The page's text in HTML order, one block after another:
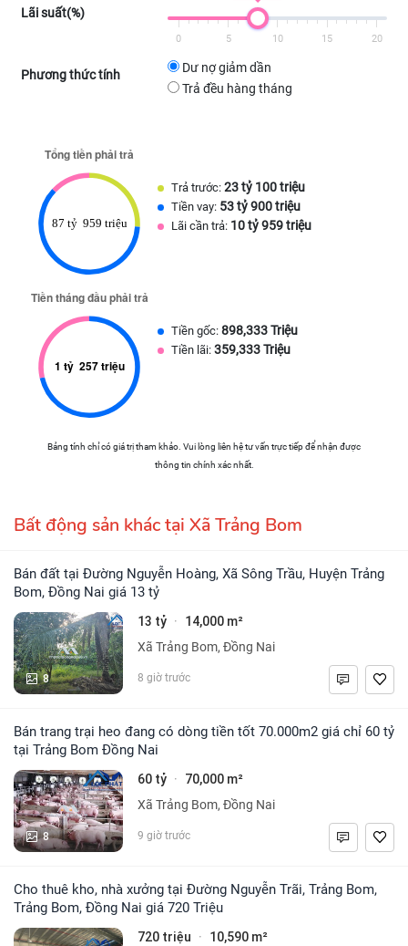
Lãi suất(%)
0 5 10 15 20
Phương thức tính
Dư nợ giảm dần
Trả đều hàng tháng
Trả trước: 23 tỷ 100 triệu
Tiền vay: 53 tỷ 900 triệu
Lãi cần trả: 10 tỷ 959 triệu
Tiền gốc: 898,333 Triệu
Tiền lãi: 359,333 Triệu
Bảng tính chỉ có giá trị tham khảo. Vui lòng liên hệ tư vấn trực tiếp để nhận được
thông tin chính xác nhất.
Bất động sản khác tại Xã Trảng Bom
Bán đất tại Đường Nguyễn Hoàng, Xã Sông Trầu, Huyện Trảng
Bom, Đồng Nai giá 13 tỷ
8
13 tỷ · 14,000 m²
Xã Trảng Bom, Đồng Nai
8 giờ trước
Bán trang trại heo đang có dòng tiền tốt 70.000m2 giá chỉ 60 tỷ
tại Trảng Bom Đồng Nai
8
60 tỷ · 70,000 m²
Xã Trảng Bom, Đồng Nai
9 giờ trước
Cho thuê kho, nhà xưởng tại Đường Nguyễn Trãi, Trảng Bom,
Trảng Bom, Đồng Nai giá 720 Triệu
720 triệu
· 10,590 m²